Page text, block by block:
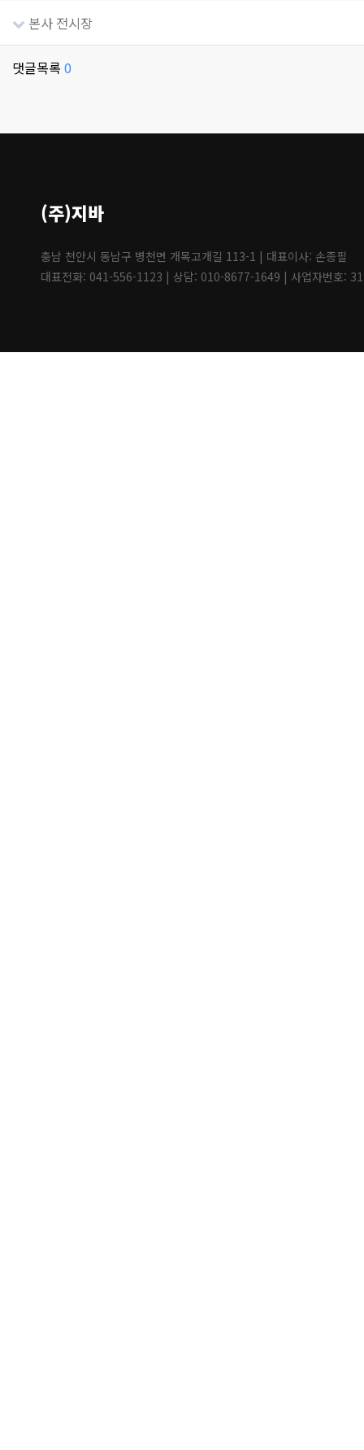
본사 전시장
댓글목록 0
(주)지바
충남 천안시 동남구 병천면 개목고개길 113-1 | 대표이사: 손종필
대표전화: 041-556-1123 | 상담: 010-8677-1649 | 사업자번호: